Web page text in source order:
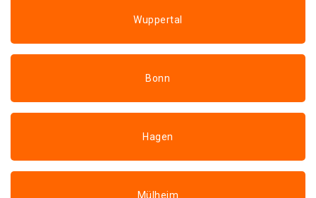
Wuppertal
Bonn
Hagen
Mülheim